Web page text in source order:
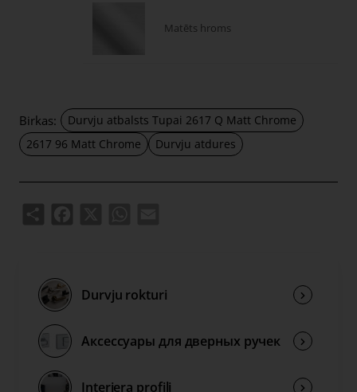
Matēts hroms
Birkas:
Durvju atbalsts Tupai 2617 Q Matt Chrome
2617 96 Matt Chrome
Durvju atdures
Durvju rokturi
Аксессуары для дверных ручек
Interjera profili